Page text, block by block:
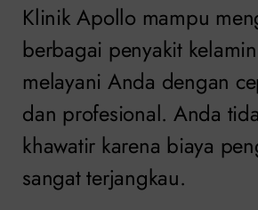
Klinik Apollo mampu
berbagai penyakit
melayani Anda dengan
dan profesional. Anda
khawatir karena biaya
sangat terjangkau.